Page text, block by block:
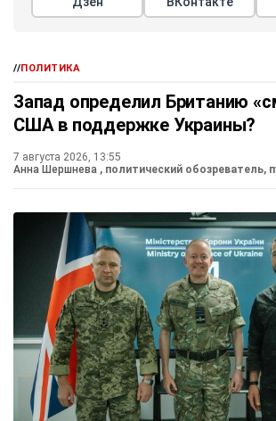
//ПОЛИТИКА
Запад определил Британию
США в поддержке Украины?
7 августа 2026, 13:55
Анна Шершнева , политический обозреватель,